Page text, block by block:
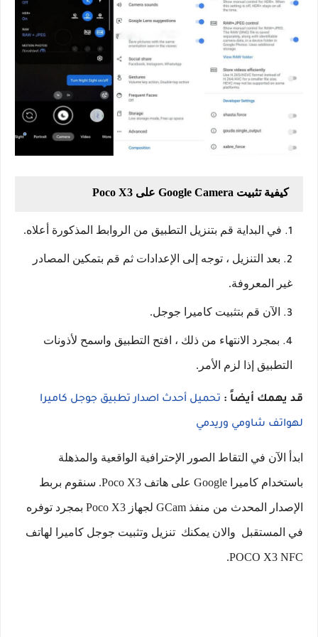
كيفية تثبيت Google Camera على Poco X3
في البداية قم بتنزيل التطبيق من الروابط المذكورة أعلاه.
بعد التنزيل ، توجه إلى الإعدادات ثم قم بتمكين المصادر
غير المعروفة.
الآن قم بتثبيت كاميرا جوجل.
بمجرد الانتهاء من ذلك ، افتح التطبيق واسمح لأذونات
التطبيق إذا لزم الأمر.
قد يهمك أيضاً : تحميل أحدث اصدار تطبيق جوجل كاميرا
لهواتف شاومي وريدمي
ابدأ الآن في التقاط الصور الإحترافية الواقعية والمذهلة
باستخدام كاميرا Google على هاتف Poco X3. سنقوم بربط
الإصدار المحدث من منفذ GCam لجهاز Poco X3 بمجرد توفره
في المستقبل والان يمكنك تنزيل وتثبيت جوجل كاميرا لهاتف
POCO X3 NFC.